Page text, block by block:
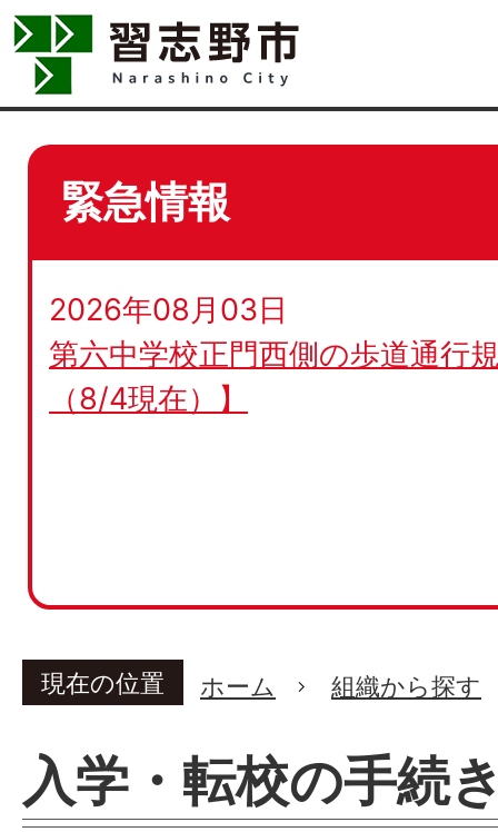
緊急情報
2026年08月03日
第六中学校正門西側の歩道通行
（8/4現在）】
現在の位置 ホーム 組織から探す
入学・転校の手続